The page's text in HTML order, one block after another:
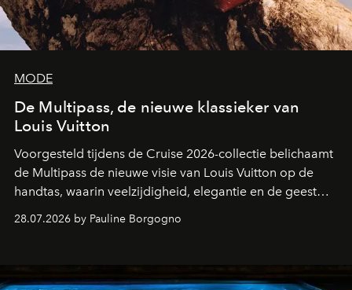
MODE
De Multipass, de nieuwe klassieker van
Louis Vuitton
Voorgesteld tijdens de Cruise 2026-collectie belichaamt
de Multipass de nieuwe visie van Louis Vuitton op de
handtas, waarin veelzijdigheid, elegantie en de geest
van het reizen naadloos samenkomen.
28.07.2026 by Pauline Borgogno